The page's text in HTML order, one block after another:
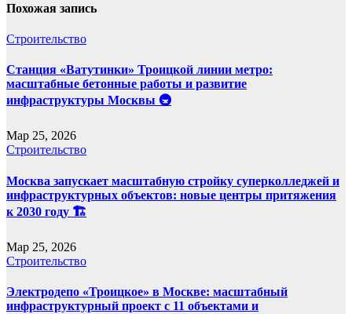
Похожая запись
Строительство
Станция «Ватутинки» Троицкой линии метро:
масштабные бетонные работы и развитие
инфраструктуры Москвы 🚇
Мар 25, 2026
Строительство
Москва запускает масштабную стройку суперколледжей и
инфраструктурных объектов: новые центры притяжения
к 2030 году 🏗️
Мар 25, 2026
Строительство
Электродепо «Троицкое» в Москве: масштабный
инфраструктурный проект с 11 объектами и